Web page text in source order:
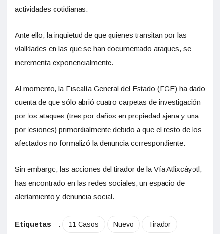
actividades cotidianas.
Ante ello, la inquietud de que quienes transitan por las
vialidades en las que se han documentado ataques, se
incrementa exponencialmente.
Al momento, la Fiscalía General del Estado (FGE) ha dado
cuenta de que sólo abrió cuatro carpetas de investigación
por los ataques (tres por daños en propiedad ajena y una
por lesiones) primordialmente debido a que el resto de los
afectados no formalizó la denuncia correspondiente.
Sin embargo, las acciones del tirador de la Vía Atlixcáyotl,
has encontrado en las redes sociales, un espacio de
alertamiento y denuncia social.
Etiquetas : 11 Casos Nuevo Tirador